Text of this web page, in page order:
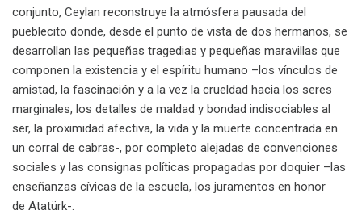
conjunto, Ceylan reconstruye la atmósfera pausada del
pueblecito donde, desde el punto de vista de dos hermanos, se
desarrollan las pequeñas tragedias y pequeñas maravillas que
componen la existencia y el espíritu humano –los vínculos de
amistad, la fascinación y a la vez la crueldad hacia los seres
marginales, los detalles de maldad y bondad indisociables al
ser, la proximidad afectiva, la vida y la muerte concentrada en
un corral de cabras-, por completo alejadas de convenciones
sociales y las consignas políticas propagadas por doquier –las
enseñanzas cívicas de la escuela, los juramentos en honor
de Atatürk-.